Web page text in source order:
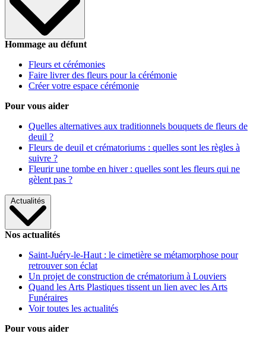
Hommage au défunt
Fleurs et cérémonies
Faire livrer des fleurs pour la cérémonie
Créer votre espace cérémonie
Pour vous aider
Quelles alternatives aux traditionnels bouquets de fleurs de
deuil ?
Fleurs de deuil et crématoriums : quelles sont les règles à
suivre ?
Fleurir une tombe en hiver : quelles sont les fleurs qui ne
gèlent pas ?
Actualités
Nos actualités
Saint-Juéry-le-Haut : le cimetière se métamorphose pour
retrouver son éclat
Un projet de construction de crématorium à Louviers
Quand les Arts Plastiques tissent un lien avec les Arts
Funéraires
Voir toutes les actualités
Pour vous aider